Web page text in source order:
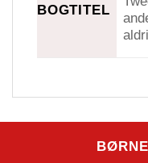
BOGTITEL